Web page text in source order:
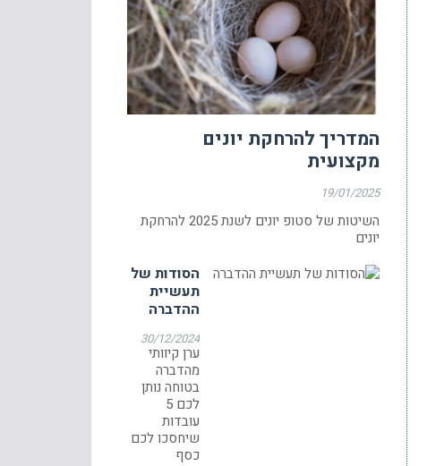
המדריך להרחקת יונים
מקצועית
19/01/2025
השיטות של סטופ יונים לשנת 2025 להרחקת
יונים
הסודות של
תעשיית
ההדברה
30/12/2024
ערן קיוותי
מהדברה
בטוחה נותן
לכם 5
עובדות
שיחסכו לכם
כסף